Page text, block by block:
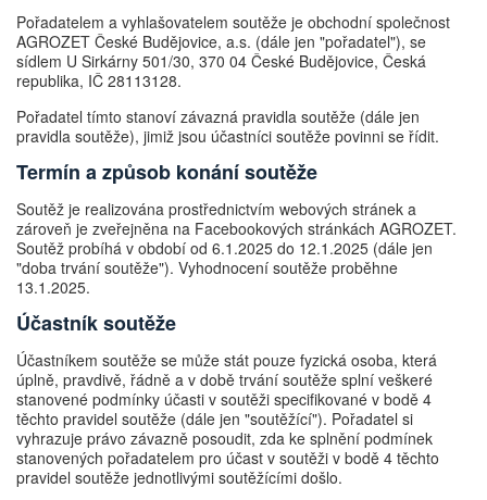
Pořadatelem a vyhlašovatelem soutěže je obchodní společnost
AGROZET České Budějovice, a.s. (dále jen "pořadatel"), se
sídlem U Sirkárny 501/30, 370 04 České Budějovice, Česká
republika, IČ 28113128.
Pořadatel tímto stanoví závazná pravidla soutěže (dále jen
pravidla soutěže), jimiž jsou účastníci soutěže povinni se řídit.
Termín a způsob konání soutěže
Soutěž je realizována prostřednictvím webových stránek a
zároveň je zveřejněna na Facebookových stránkách AGROZET.
Soutěž probíhá v období od 6.1.2025 do 12.1.2025 (dále jen
"doba trvání soutěže"). Vyhodnocení soutěže proběhne
13.1.2025.
Účastník soutěže
Účastníkem soutěže se může stát pouze fyzická osoba, která
úplně, pravdivě, řádně a v době trvání soutěže splní veškeré
stanovené podmínky účasti v soutěži specifikované v bodě 4
těchto pravidel soutěže (dále jen "soutěžící"). Pořadatel si
vyhrazuje právo závazně posoudit, zda ke splnění podmínek
stanovených pořadatelem pro účast v soutěži v bodě 4 těchto
pravidel soutěže jednotlivými soutěžícími došlo.